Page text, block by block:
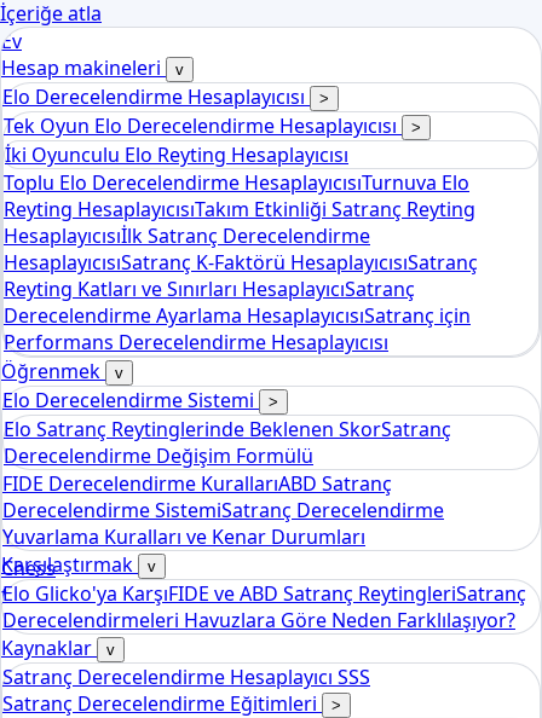
İçeriğe atla
Chess
tools
Elo Satranç Derecelendirme Hesaplayıcısı
Ev
Hesap makineleri
v
Elo Derecelendirme Hesaplayıcısı >
Tek Oyun Elo Derecelendirme Hesaplayıcısı >
İki Oyunculu Elo Reyting Hesaplayıcısı
Toplu Elo Derecelendirme HesaplayıcısıTurnuva Elo
Reyting HesaplayıcısıTakım Etkinliği Satranç Reyting
Hesaplayıcısıİlk Satranç Derecelendirme
HesaplayıcısıSatranç K-Faktörü HesaplayıcısıSatranç
Reyting Katları ve Sınırları HesaplayıcıSatranç
Derecelendirme Ayarlama HesaplayıcısıSatranç için
Performans Derecelendirme Hesaplayıcısı
Öğrenmek
v
Elo Derecelendirme Sistemi >
Elo Satranç Reytinglerinde Beklenen SkorSatranç
Derecelendirme Değişim Formülü
FIDE Derecelendirme KurallarıABD Satranç
Derecelendirme SistemiSatranç Derecelendirme
Yuvarlama Kuralları ve Kenar Durumları
Karşılaştırmak
v
Elo Glicko'ya KarşıFIDE ve ABD Satranç ReytingleriSatranç
Derecelendirmeleri Havuzlara Göre Neden Farklılaşıyor?
Kaynaklar
v
Satranç Derecelendirme Hesaplayıcı SSS
Satranç Derecelendirme Eğitimleri
>